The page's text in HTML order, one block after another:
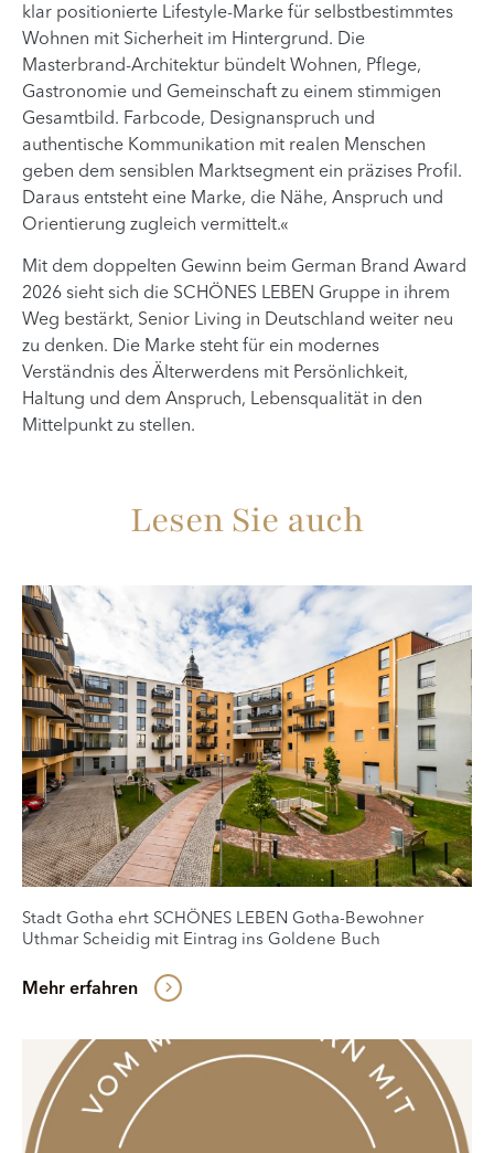
klar positionierte Lifestyle-Marke für selbstbestimmtes
Wohnen mit Sicherheit im Hintergrund. Die
Masterbrand-Architektur bündelt Wohnen, Pflege,
Gastronomie und Gemeinschaft zu einem stimmigen
Gesamtbild. Farbcode, Designanspruch und
authentische Kommunikation mit realen Menschen
geben dem sensiblen Marktsegment ein präzises Profil.
Daraus entsteht eine Marke, die Nähe, Anspruch und
Orientierung zugleich vermittelt.«
Mit dem doppelten Gewinn beim German Brand Award
2026 sieht sich die SCHÖNES LEBEN Gruppe in ihrem
Weg bestärkt, Senior Living in Deutschland weiter neu
zu denken. Die Marke steht für ein modernes
Verständnis des Älterwerdens mit Persönlichkeit,
Haltung und dem Anspruch, Lebensqualität in den
Mittelpunkt zu stellen.
Lesen Sie auch
Stadt Gotha ehrt SCHÖNES LEBEN Gotha-Bewohner
Uthmar Scheidig mit Eintrag ins Goldene Buch
Mehr erfahren